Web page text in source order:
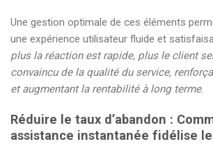
Une gestion optimale de ces éléments
une expérience utilisateur fluide et
plus la réaction est rapide, plus le client
convaincu de la qualité du service,
et augmentant la rentabilité à long terme.
Réduire le taux d’abandon :
assistance instantanée fidélise